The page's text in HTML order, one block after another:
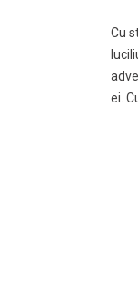
Cu
ei.